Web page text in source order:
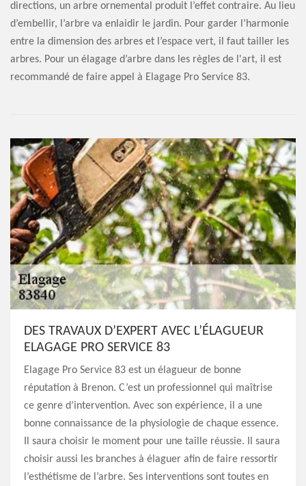
directions, un arbre ornemental produit l’effet contraire. Au lieu
d’embellir, l’arbre va enlaidir le jardin. Pour garder l’harmonie
entre la dimension des arbres et l’espace vert, il faut tailler les
arbres. Pour un élagage d’arbre dans les règles de l'art, il est
recommandé de faire appel à Elagage Pro Service 83.
DES TRAVAUX D’EXPERT AVEC L’ÉLAGUEUR
ELAGAGE PRO SERVICE 83
Elagage Pro Service 83 est un élagueur de bonne
réputation à Brenon. C’est un professionnel qui maîtrise
ce genre d’intervention. Avec son expérience, il a une
bonne connaissance de la physiologie de chaque essence.
Il saura choisir le moment pour une taille réussie. Il saura
choisir aussi les branches à élaguer afin de faire ressortir
l’esthétisme de l’arbre. Ses interventions sont toutes en